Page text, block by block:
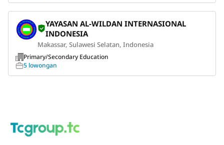
YAYASAN AL-WILDAN INTERNASIONAL
INDONESIA
Makassar, Sulawesi Selatan, Indonesia
Primary/Secondary Education
5 lowongan